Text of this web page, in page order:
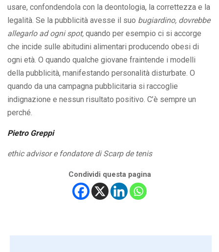
usare, confondendola con la deontologia, la correttezza e la
legalità. Se la pubblicità avesse il suo bugiardino, dovrebbe
allegarlo ad ogni spot, quando per esempio ci si accorge
che incide sulle abitudini alimentari producendo obesi di
ogni età. O quando qualche giovane fraintende i modelli
della pubblicità, manifestando personalità disturbate. O
quando da una campagna pubblicitaria si raccoglie
indignazione e nessun risultato positivo. C’è sempre un
perché.
Pietro Greppi
ethic advisor e fondatore di Scarp de tenis
Condividi questa pagina